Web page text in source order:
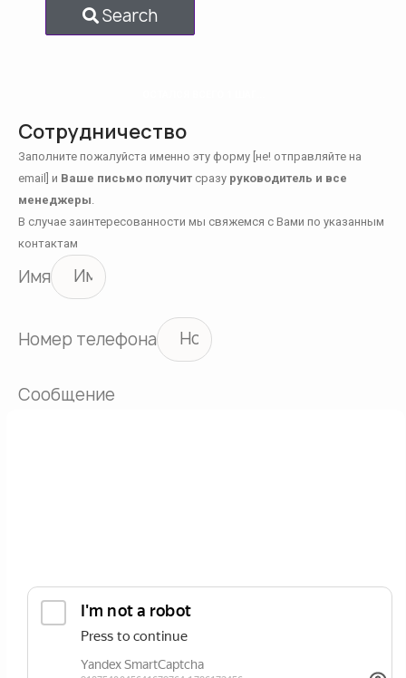
Search
Сотрудничество
Заполните пожалуйста именно эту форму [не! отправляйте на
email] и Ваше письмо получит сразу руководитель и все
менеджеры
В случае заинтересованности мы свяжемся с Вами по указанным
контактам
Имя
Номер телефона
Сообщение